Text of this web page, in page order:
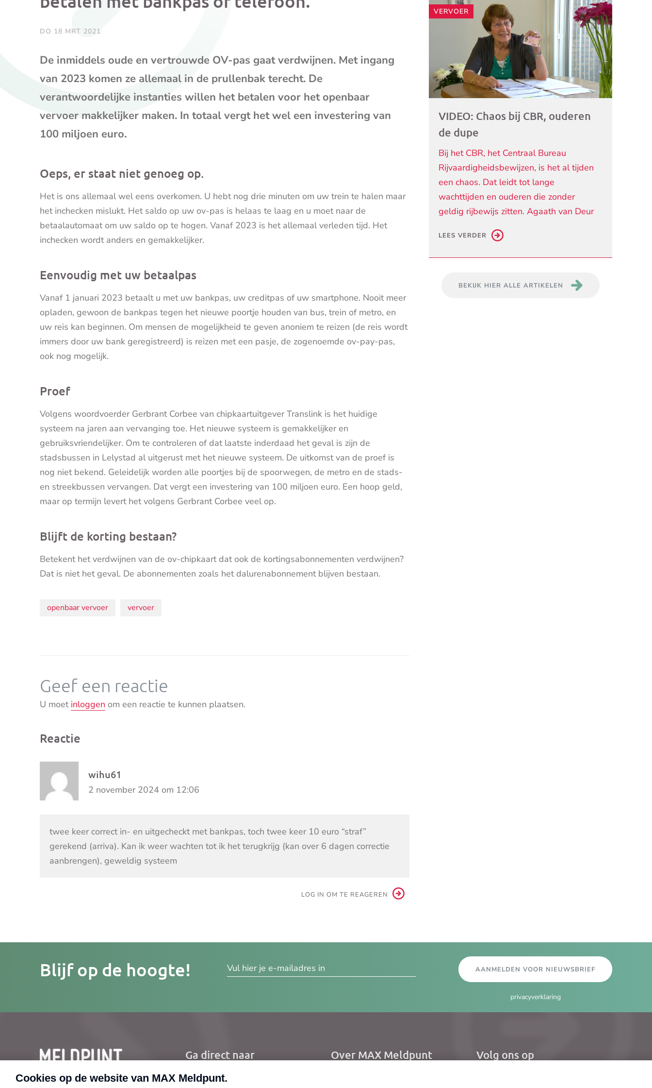
mailprogramma)
DO 18 MRT 2021
De inmiddels oude en vertrouwde OV-pas gaat verdwijnen. Met ingang
van 2023 komen ze allemaal in de prullenbak terecht. De
verantwoordelijke instanties willen het betalen voor het openbaar
vervoer makkelijker maken. In totaal vergt het wel een investering van
100 miljoen euro.
Oeps, er staat niet genoeg op.
Het is ons allemaal wel eens overkomen. U hebt nog drie minuten om uw trein te halen maar
het inchecken mislukt. Het saldo op uw ov-pas is helaas te laag en u moet naar de
betaalautomaat om uw saldo op te hogen. Vanaf 2023 is het allemaal verleden tijd. Het
inchecken wordt anders en gemakkelijker.
Eenvoudig met uw betaalpas
Vanaf 1 januari 2023 betaalt u met uw bankpas, uw creditpas of uw smartphone. Nooit meer
opladen, gewoon de bankpas tegen het nieuwe poortje houden van bus, trein of metro, en
uw reis kan beginnen. Om mensen de mogelijkheid te geven anoniem te reizen (de reis wordt
immers door uw bank geregistreerd) is reizen met een pasje, de zogenoemde ov-pay-pas,
ook nog mogelijk.
Proef
Volgens woordvoerder Gerbrant Corbee van chipkaartuitgever Translink is het huidige
systeem na jaren aan vervanging toe. Het nieuwe systeem is gemakkelijker en
gebruiksvriendelijker. Om te controleren of dat laatste inderdaad het geval is zijn de
stadsbussen in Lelystad al uitgerust met het nieuwe systeem. De uitkomst van de proef is
nog niet bekend. Geleidelijk worden alle poortjes bij de spoorwegen, de metro en de stads-
en streekbussen vervangen. Dat vergt een investering van 100 miljoen euro. Een hoop geld,
maar op termijn levert het volgens Gerbrant Corbee veel op.
Blijft de korting bestaan?
Betekent het verdwijnen van de ov-chipkaart dat ook de kortingsabonnementen verdwijnen?
Dat is niet het geval. De abonnementen zoals het dalurenabonnement blijven bestaan.
Onderwerpen:
openbaar vervoer vervoer
Geef een reactie
U moet inloggen om een reactie te kunnen plaatsen.
Reactie
wihu61
2 november 2024 om 12:06
twee keer correct in- en uitgecheckt met bankpas, toch twee keer 10 euro “straf”
gerekend (arriva). Kan ik weer wachten tot ik het terugkrijg (kan over 6 dagen correctie
aanbrengen), geweldig systeem
LOG IN OM TE REAGEREN
VERVOER
VIDEO: Chaos bij CBR, ouderen
de dupe
Bij het CBR, het Centraal Bureau
Rijvaardigheidsbewijzen, is het al tijden
een chaos. Dat leidt tot lange
wachttijden en ouderen die zonder
geldig rijbewijs zitten. Agaath van Deur
LEES VERDER
BEKIJK HIER ALLE ARTIKELEN
Blijf op de hoogte! AANMELDEN VOOR NIEUWSBRIEF
privacyverklaring
Ga direct naar
Home
Over MAX Meldpunt Volg ons op